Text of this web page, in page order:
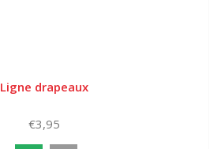
Ligne drapeaux
€3,95